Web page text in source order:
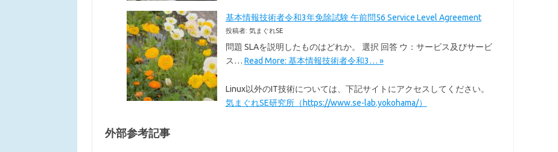
基本情報技術者令和3年免除試験 午前問56 Service Level Agreement
投稿者: 気まぐれSE
問題 SLAを説明したものはどれか。 選択 回答 ウ：サービス及びサービ
ス… Read More: 基本情報技術者令和3… »
Linux以外のIT技術については、下記サイトにアクセスしてください。
気まぐれSE研究所（https://www.se-lab.yokohama/）
外部参考記事